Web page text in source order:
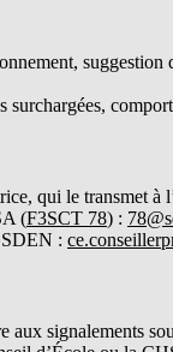
suggestion
qui le transmet
(F3SCT 78) :
:
signalements